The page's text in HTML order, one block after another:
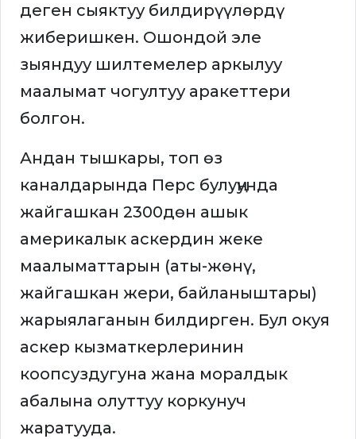
деген сыяктуу билдирүүлөрдү
жиберишкен. Ошондой эле
зыяндуу шилтемелер аркылуу
маалымат чогултуу аракеттери
болгон.
Андан тышкары, топ өз
каналдарында Перс булуңунда
жайгашкан 2300дөн ашык
америкалык аскердин жеке
маалыматтарын (аты-жөнү,
жайгашкан жери, байланыштары)
жарыялаганын билдирген. Бул окуя
аскер кызматкерлеринин
коопсуздугуна жана моралдык
абалына олуттуу коркунуч
жаратууда.